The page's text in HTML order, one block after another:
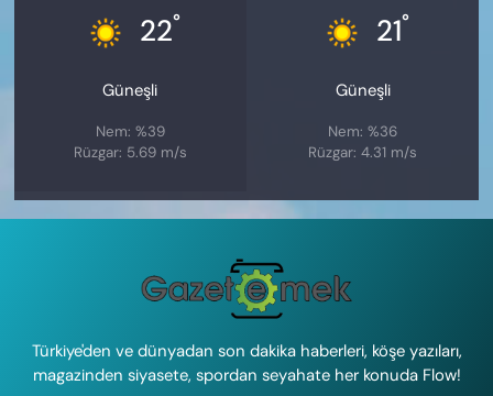
22°
Güneşli
Nem: %39
Rüzgar: 5.69 m/s
21°
Güneşli
Nem: %36
Rüzgar: 4.31 m/s
Türkiye'den ve dünyadan son dakika haberleri, köşe yazıları,
magazinden siyasete, spordan seyahate her konuda Flow!